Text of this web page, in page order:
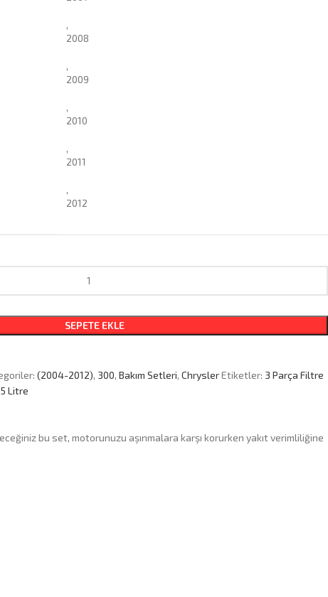
,
2008
,
2009
,
2010
,
2011
,
2012
SEPETE EKLE
(2004-2012), 300, Bakım Setleri, ChryslerEtiketler: 3 Parça Filtre
Litre
bu set, motorunuzu aşınmalara karşı korurken yakıt verimliliğine